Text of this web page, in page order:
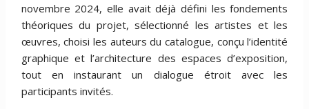
novembre 2024, elle avait déjà défini les fondements
théoriques du projet, sélectionné les artistes et les
œuvres, choisi les auteurs du catalogue, conçu l’identité
graphique et l’architecture des espaces d’exposition,
tout en instaurant un dialogue étroit avec les
participants invités.